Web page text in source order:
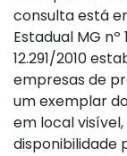
consulta está
Estadual MG
12.291/2010
empresas de
um exemplar
em local
disponibilidade